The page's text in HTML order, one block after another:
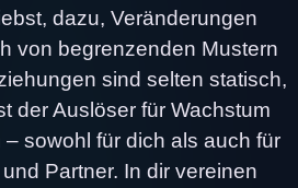
dazu, Veränderungen
von begrenzenden Mustern
sind selten statisch,
der Auslöser für Wachstum
sowohl für dich als auch für
Partner. In dir vereinen